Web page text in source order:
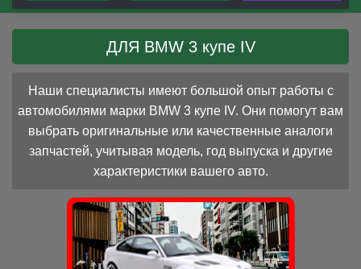
ДЛЯ BMW 3 купе IV
Наши специалисты имеют большой опыт работы с
автомобилями марки BMW 3 купе IV. Они помогут вам
выбрать оригинальные или качественные аналоги
запчастей, учитывая модель, год выпуска и другие
характеристики вашего авто.